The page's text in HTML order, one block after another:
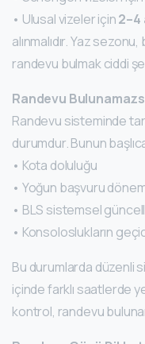
• Ulusal vizeler için2–4
alınmalıdır. Yaz
randevu bulmak ciddi
Randevu
Randevu sisteminde
durumdur. Bunun
• Kota doluluğu
• Yoğun başvuru
• BLS sistemsel
• Konsoloslukların
Bu durumlarda düzenli
içinde farklı saatlerde
kontrol, randevu